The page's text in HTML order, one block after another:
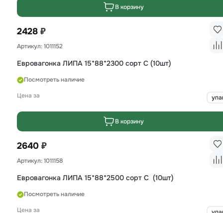
В корзину
2428 ₽
Артикул: 1011152
Евровагонка ЛИПА 15*88*2300 сорт С (10шт)
Посмотреть наличие
Цена за
В корзину
2640 ₽
Артикул: 1011158
Евровагонка ЛИПА 15*88*2500 сорт C (10шт)
Посмотреть наличие
Цена за